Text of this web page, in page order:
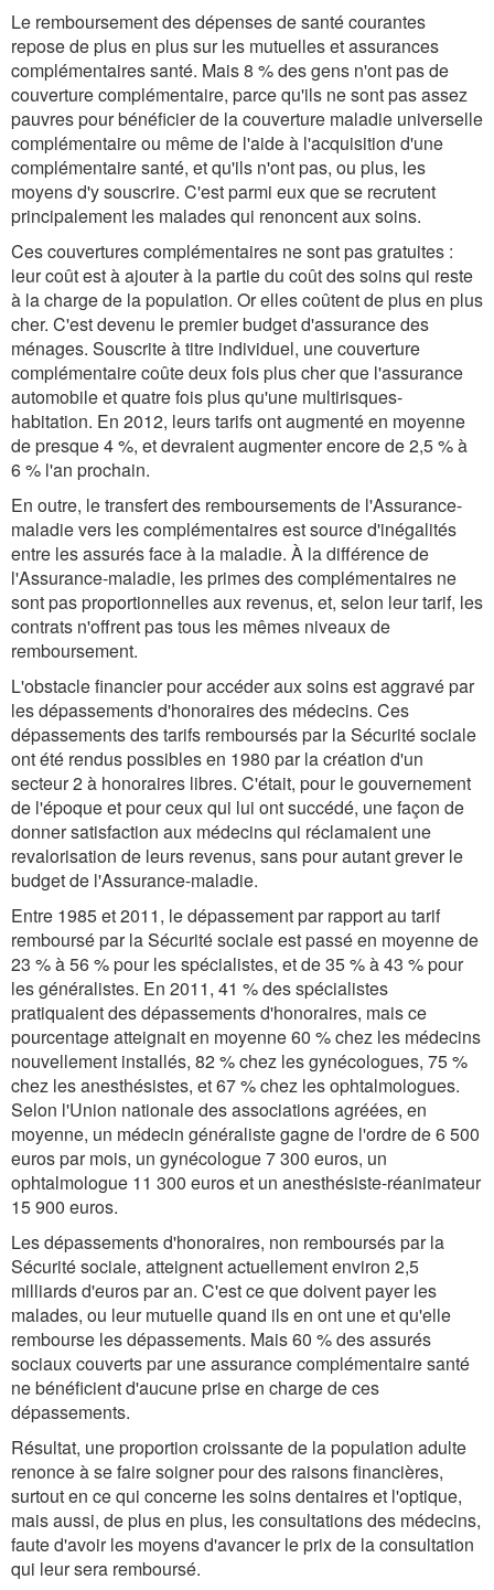
Le remboursement des dépenses de santé courantes
repose de plus en plus sur les mutuelles et assurances
complémentaires santé. Mais 8 % des gens n'ont pas de
couverture complémentaire, parce qu'ils ne sont pas assez
pauvres pour bénéficier de la couverture maladie universelle
complémentaire ou même de l'aide à l'acquisition d'une
complémentaire santé, et qu'ils n'ont pas, ou plus, les
moyens d'y souscrire. C'est parmi eux que se recrutent
principalement les malades qui renoncent aux soins.
Ces couvertures complémentaires ne sont pas gratuites :
leur coût est à ajouter à la partie du coût des soins qui reste
à la charge de la population. Or elles coûtent de plus en plus
cher. C'est devenu le premier budget d'assurance des
ménages. Souscrite à titre individuel, une couverture
complémentaire coûte deux fois plus cher que l'assurance
automobile et quatre fois plus qu'une multirisques-
habitation. En 2012, leurs tarifs ont augmenté en moyenne
de presque 4 %, et devraient augmenter encore de 2,5 % à
6 % l'an prochain.
En outre, le transfert des remboursements de l'Assurance-
maladie vers les complémentaires est source d'inégalités
entre les assurés face à la maladie. À la différence de
l'Assurance-maladie, les primes des complémentaires ne
sont pas proportionnelles aux revenus, et, selon leur tarif, les
contrats n'offrent pas tous les mêmes niveaux de
remboursement.
L'obstacle financier pour accéder aux soins est aggravé par
les dépassements d'honoraires des médecins. Ces
dépassements des tarifs remboursés par la Sécurité sociale
ont été rendus possibles en 1980 par la création d'un
secteur 2 à honoraires libres. C'était, pour le gouvernement
de l'époque et pour ceux qui lui ont succédé, une façon de
donner satisfaction aux médecins qui réclamaient une
revalorisation de leurs revenus, sans pour autant grever le
budget de l'Assurance-maladie.
Entre 1985 et 2011, le dépassement par rapport au tarif
remboursé par la Sécurité sociale est passé en moyenne de
23 % à 56 % pour les spécialistes, et de 35 % à 43 % pour
les généralistes. En 2011, 41 % des spécialistes
pratiquaient des dépassements d'honoraires, mais ce
pourcentage atteignait en moyenne 60 % chez les médecins
nouvellement installés, 82 % chez les gynécologues, 75 %
chez les anesthésistes, et 67 % chez les ophtalmologues.
Selon l'Union nationale des associations agréées, en
moyenne, un médecin généraliste gagne de l'ordre de 6 500
euros par mois, un gynécologue 7 300 euros, un
ophtalmologue 11 300 euros et un anesthésiste-réanimateur
15 900 euros.
Les dépassements d'honoraires, non remboursés par la
Sécurité sociale, atteignent actuellement environ 2,5
milliards d'euros par an. C'est ce que doivent payer les
malades, ou leur mutuelle quand ils en ont une et qu'elle
rembourse les dépassements. Mais 60 % des assurés
sociaux couverts par une assurance complémentaire santé
ne bénéficient d'aucune prise en charge de ces
dépassements.
Résultat, une proportion croissante de la population adulte
renonce à se faire soigner pour des raisons financières,
surtout en ce qui concerne les soins dentaires et l'optique,
mais aussi, de plus en plus, les consultations des médecins,
faute d'avoir les moyens d'avancer le prix de la consultation
qui leur sera remboursé.